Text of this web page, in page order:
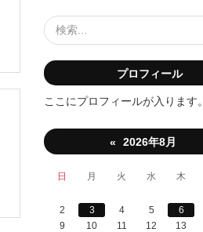
「海
プロフィール
ここにプロフィールが入ります。
« 2026年8月
日 月 火 水 木
2
3 4 5 6
9
10 11 12 13